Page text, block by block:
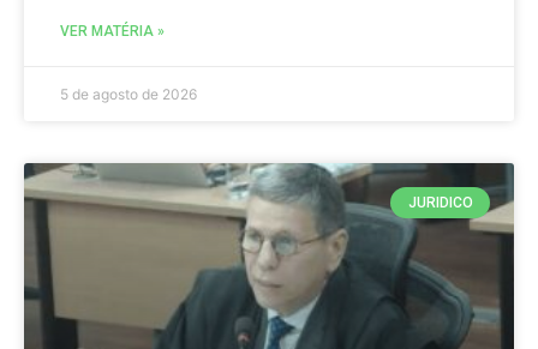
VER MATÉRIA »
5 de agosto de 2026
JURIDICO